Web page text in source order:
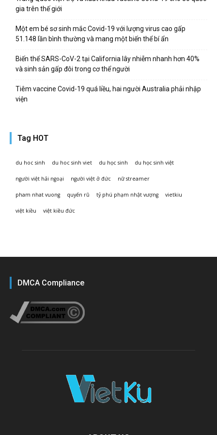
gia trên thế giới
Một em bé sơ sinh mắc Covid-19 với lượng virus cao gấp
51.148 lần bình thường và mang một biến thể bí ẩn
Biến thể SARS-CoV-2 tại California lây nhiễm nhanh hơn 40%
và sinh sản gấp đôi trong cơ thể người
Tiêm vaccine Covid-19 quá liều, hai người Australia phải nhập
viện
Tag HOT
du hoc sinh du hoc sinh viet du học sinh du học sinh việt
người việt hải ngoại người việt ở đức nữ streamer
pham nhat vuong quyến rũ tỷ phú phạm nhật vượng vietkiu
việt kiều việt kiều đức
DMCA Compliance